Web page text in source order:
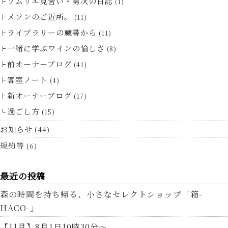
メソンのご近所。 (11)
ライブラリーの蔵書から (11)
一緒に学ぶワインの愉しさ (8)
前オーナーブログ (41)
客室ノート (4)
新オーナーブログ (17)
過ごし方 (15)
お知らせ (44)
規約等 (6)
最近の投稿
森の時間を持ち帰る、小さなセレクトショップ「箱-
HACO-」